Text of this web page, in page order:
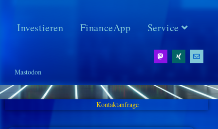
Investieren FinanceApp Service
Mastodon
Kontaktanfrage